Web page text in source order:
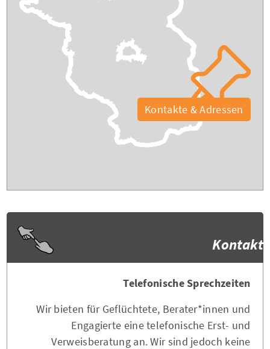
Kontakte & Adressen
Kontakt
Telefonische Sprechzeiten
Wir bieten für Geflüchtete, Berater*innen und
Engagierte eine telefonische Erst- und
Verweisberatung an. Wir sind jedoch keine